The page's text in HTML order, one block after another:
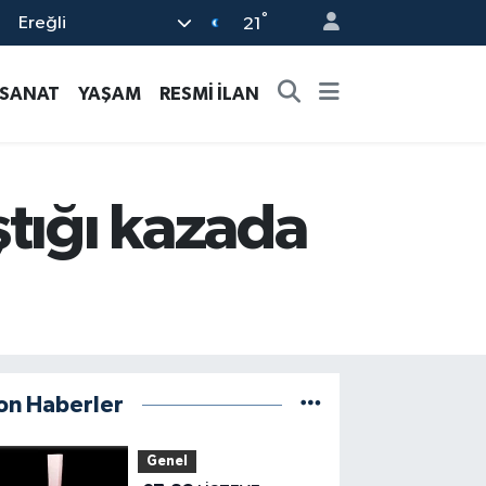
Ereğli 21 °
YAŞAM RESMİ İLAN
kazada
Haberler
Genel